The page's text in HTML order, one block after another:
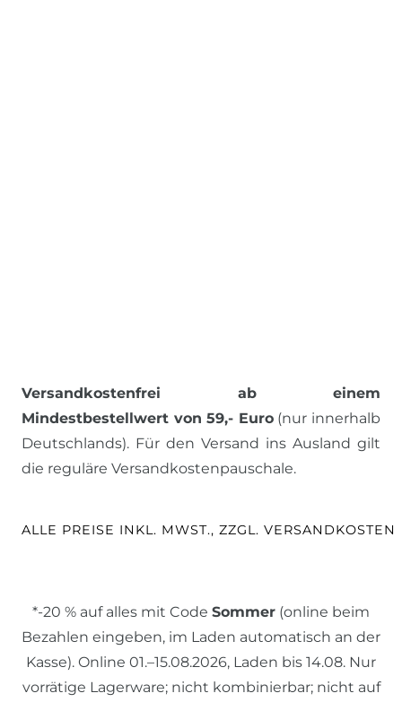
Versandkostenfrei ab einem
Mindestbestellwert von 59,- Euro(nur innerhalb
Deutschlands). Für den Versand ins Ausland gilt
die reguläre Versandkostenpauschale.
ALLE PREISE INKL. MWST., ZZGL. VERSANDKOSTEN
*-20 % auf alles mit Code Sommer (online beim
Bezahlen eingeben, im Laden automatisch an der
Kasse). Online 01.–15.08.2026, Laden bis 14.08. Nur
vorrätige Lagerware; nicht kombinierbar; nicht auf